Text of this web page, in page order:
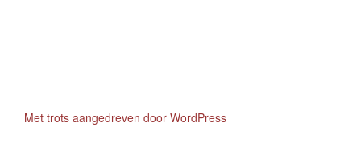
Met trots aangedreven door WordPress